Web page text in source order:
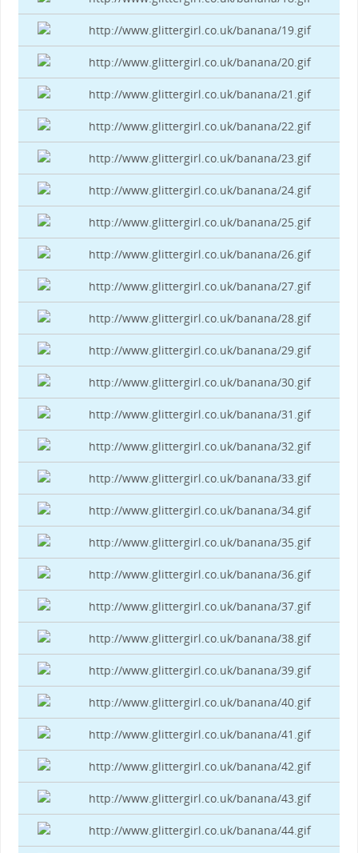
http://www.glittergirl.co.uk/banana/19.gif
http://www.glittergirl.co.uk/banana/20.gif
http://www.glittergirl.co.uk/banana/21.gif
http://www.glittergirl.co.uk/banana/22.gif
http://www.glittergirl.co.uk/banana/23.gif
http://www.glittergirl.co.uk/banana/24.gif
http://www.glittergirl.co.uk/banana/25.gif
http://www.glittergirl.co.uk/banana/26.gif
http://www.glittergirl.co.uk/banana/27.gif
http://www.glittergirl.co.uk/banana/28.gif
http://www.glittergirl.co.uk/banana/29.gif
http://www.glittergirl.co.uk/banana/30.gif
http://www.glittergirl.co.uk/banana/31.gif
http://www.glittergirl.co.uk/banana/32.gif
http://www.glittergirl.co.uk/banana/33.gif
http://www.glittergirl.co.uk/banana/34.gif
http://www.glittergirl.co.uk/banana/35.gif
http://www.glittergirl.co.uk/banana/36.gif
http://www.glittergirl.co.uk/banana/37.gif
http://www.glittergirl.co.uk/banana/38.gif
http://www.glittergirl.co.uk/banana/39.gif
http://www.glittergirl.co.uk/banana/40.gif
http://www.glittergirl.co.uk/banana/41.gif
http://www.glittergirl.co.uk/banana/42.gif
http://www.glittergirl.co.uk/banana/43.gif
http://www.glittergirl.co.uk/banana/44.gif